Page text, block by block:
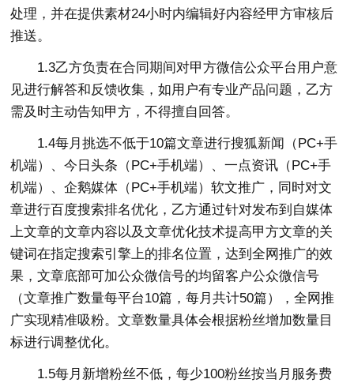
处理，并在提供素材24小时内编辑好内容经甲方审核后
推送。
1.3乙方负责在合同期间对甲方微信公众平台用户意
见进行解答和反馈收集，如用户有专业产品问题，乙方
需及时主动告知甲方，不得擅自回答。
1.4每月挑选不低于10篇文章进行搜狐新闻（PC+手
机端）、今日头条（PC+手机端）、一点资讯（PC+手
机端）、企鹅媒体（PC+手机端）软文推广，同时对文
章进行百度搜索排名优化，乙方通过针对发布到自媒体
上文章的文章内容以及文章优化技术提高甲方文章的关
键词在指定搜索引擎上的排名位置，达到全网推广的效
果，文章底部可加公众微信号的均留客户公众微信号
（文章推广数量每平台10篇，每月共计50篇），全网推
广实现精准吸粉。文章数量具体会根据粉丝增加数量目
标进行调整优化。
1.5每月新增粉丝不低，每少100粉丝按当月服务费